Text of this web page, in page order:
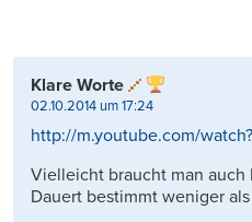
Klare Worte
02.10.2014 um 17:24
http://m.youtube.com/
Vielleicht braucht man auch
Dauert bestimmt weniger